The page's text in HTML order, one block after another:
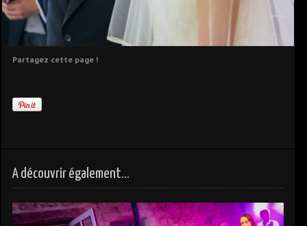
Partagez cette page !
A découvrir également...